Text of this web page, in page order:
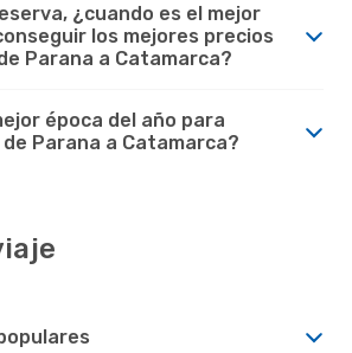
¿cuando es el mejor
los mejores precios
Parana a Catamarca?
época del año para
Parana a Catamarca?